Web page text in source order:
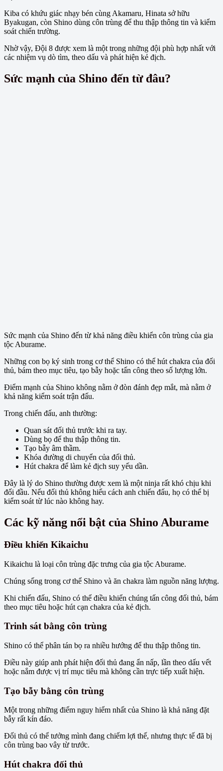
Kiba có khứu giác nhạy bén cùng Akamaru, Hinata sở hữu
Byakugan, còn Shino dùng côn trùng để thu thập thông tin và kiểm
soát chiến trường.
Nhờ vậy, Đội 8 được xem là một trong những đội phù hợp nhất với
các nhiệm vụ dò tìm, theo dấu và phát hiện kẻ địch.
Sức mạnh của Shino đến từ đâu?
Sức mạnh của Shino đến từ khả năng điều khiển côn trùng của gia
tộc Aburame.
Những con bọ ký sinh trong cơ thể Shino có thể hút chakra của đối
thủ, bám theo mục tiêu, tạo bẫy hoặc tấn công theo số lượng lớn.
Điểm mạnh của Shino không nằm ở đòn đánh đẹp mắt, mà nằm ở
khả năng kiểm soát trận đấu.
Trong chiến đấu, anh thường:
Quan sát đối thủ trước khi ra tay.
Dùng bọ để thu thập thông tin.
Tạo bẫy âm thầm.
Khóa đường di chuyển của đối thủ.
Hút chakra để làm kẻ địch suy yếu dần.
Đây là lý do Shino thường được xem là một ninja rất khó chịu khi
đối đầu. Nếu đối thủ không hiểu cách anh chiến đấu, họ có thể bị
kiểm soát từ lúc nào không hay.
Các kỹ năng nổi bật của Shino Aburame
Điều khiển Kikaichu
Kikaichu là loại côn trùng đặc trưng của gia tộc Aburame.
Chúng sống trong cơ thể Shino và ăn chakra làm nguồn năng lượng.
Khi chiến đấu, Shino có thể điều khiển chúng tấn công đối thủ, bám
theo mục tiêu hoặc hút cạn chakra của kẻ địch.
Trinh sát bằng côn trùng
Shino có thể phân tán bọ ra nhiều hướng để thu thập thông tin.
Điều này giúp anh phát hiện đối thủ đang ẩn nấp, lần theo dấu vết
hoặc nắm được vị trí mục tiêu mà không cần trực tiếp xuất hiện.
Tạo bẫy bằng côn trùng
Một trong những điểm nguy hiểm nhất của Shino là khả năng đặt
bẫy rất kín đáo.
Đối thủ có thể tưởng mình đang chiếm lợi thế, nhưng thực tế đã bị
côn trùng bao vây từ trước.
Hút chakra đối thủ